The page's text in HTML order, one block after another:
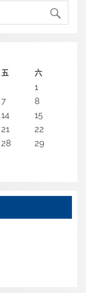
五 六
1
7
8
14
15
21
22
28
29